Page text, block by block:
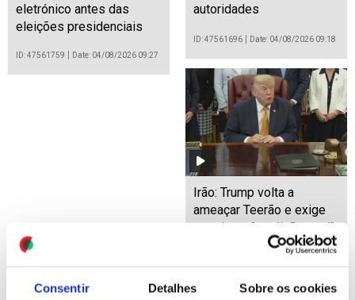
Consentir Detalhes Sobre os cookies
eletrónico antes das
eleições presidenciais
ID: 47561759 Date: 04/08/2026 09:27
autoridades
ID: 47561696 Date: 04/08/2026 09:18
Irão: Trump volta a
ameaçar Teerão e exige
acordo ou "rendição total"